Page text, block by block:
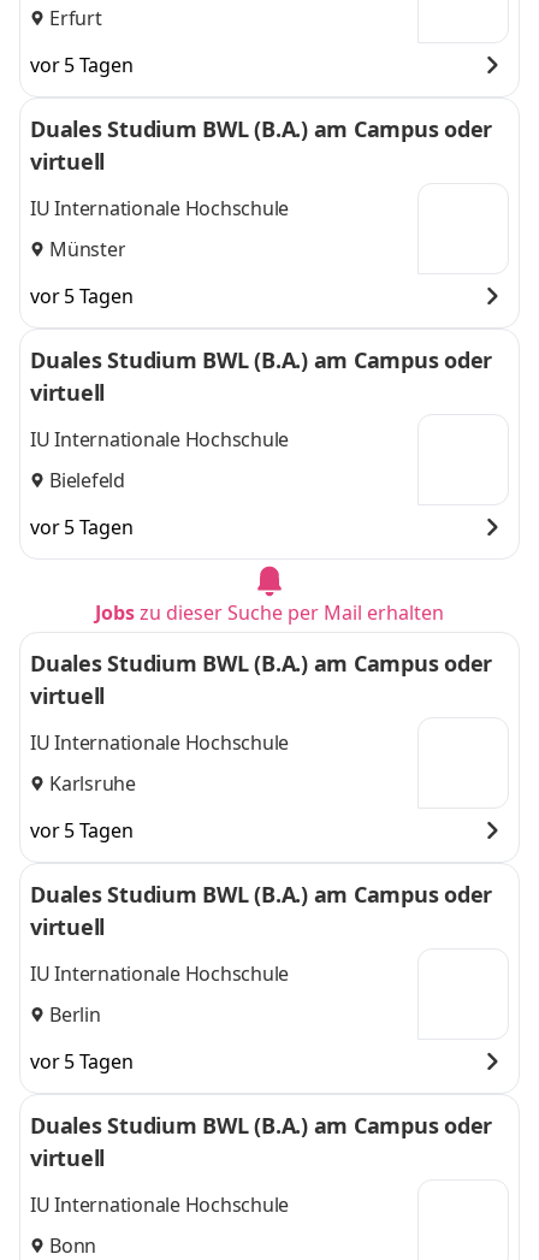
Erfurt
vor 5 Tagen
Duales Studium BWL (B.A.) am Campus oder
virtuell
IU Internationale Hochschule
Münster
vor 5 Tagen
Duales Studium BWL (B.A.) am Campus oder
virtuell
IU Internationale Hochschule
Bielefeld
vor 5 Tagen
Jobszu dieser Suche per Mail erhalten
Duales Studium BWL (B.A.) am Campus oder
virtuell
IU Internationale Hochschule
Karlsruhe
vor 5 Tagen
Duales Studium BWL (B.A.) am Campus oder
virtuell
IU Internationale Hochschule
Berlin
vor 5 Tagen
Duales Studium BWL (B.A.) am Campus oder
virtuell
IU Internationale Hochschule
Bonn